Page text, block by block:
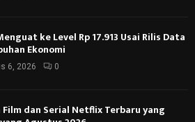
ke Level Rp 17.913 Usai Rilis Data
Ekonomi
6, 2026 0
dan Serial Netflix Terbaru yang